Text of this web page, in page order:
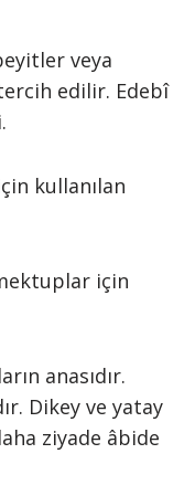
veya
edilir. Edebî
kullanılan
için
anasıdır.
Dikey ve yatay
ziyade âbide